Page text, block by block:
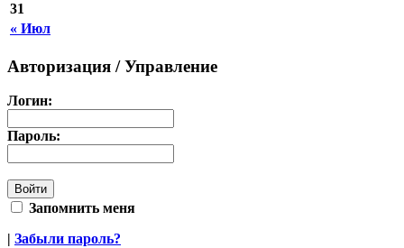
« Июл
31
Авторизация / Управление
Логин:
Пароль:
Запомнить меня
| Забыли пароль?